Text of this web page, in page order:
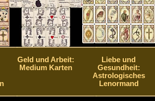
Geld und Arbeit:
Medium Karten
Liebe und
Gesundheit:
Astrologisches
Lenormand